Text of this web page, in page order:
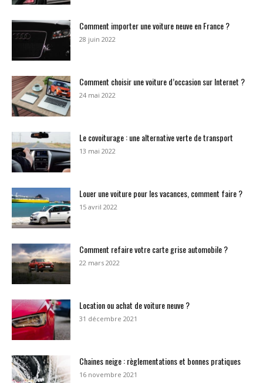
Comment importer une voiture neuve en France ?
28 juin 2022
Comment choisir une voiture d’occasion sur Internet ?
24 mai 2022
Le covoiturage : une alternative verte de transport
13 mai 2022
Louer une voiture pour les vacances, comment faire ?
15 avril 2022
Comment refaire votre carte grise automobile ?
22 mars 2022
Location ou achat de voiture neuve ?
31 décembre 2021
Chaines neige : règlementations et bonnes pratiques
16 novembre 2021